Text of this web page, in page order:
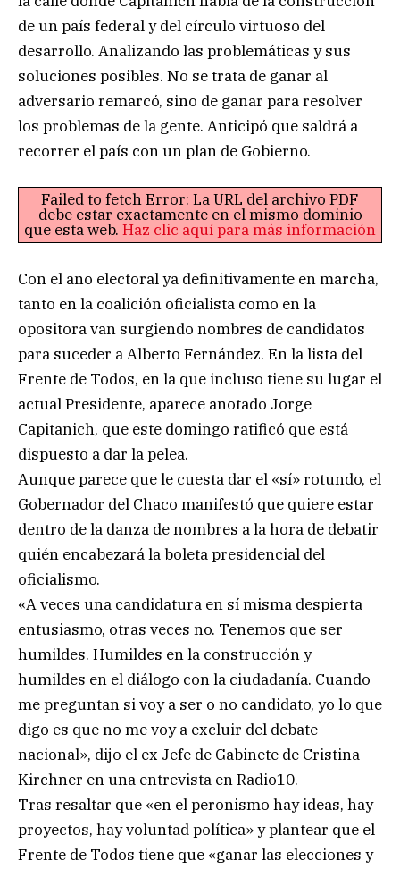
de un país federal y del círculo virtuoso del
desarrollo. Analizando las problemáticas y sus
soluciones posibles. No se trata de ganar al
adversario remarcó, sino de ganar para resolver
los problemas de la gente. Anticipó que saldrá a
recorrer el país con un plan de Gobierno.
Failed to fetch Error: La URL del archivo PDF
debe estar exactamente en el mismo dominio
que esta web. Haz clic aquí para más información
Con el año electoral ya definitivamente en marcha,
tanto en la coalición oficialista como en la
opositora van surgiendo nombres de candidatos
para suceder a Alberto Fernández. En la lista del
Frente de Todos, en la que incluso tiene su lugar el
actual Presidente, aparece anotado Jorge
Capitanich, que este domingo ratificó que está
dispuesto a dar la pelea.
Aunque parece que le cuesta dar el «sí» rotundo, el
Gobernador del Chaco manifestó que quiere estar
dentro de la danza de nombres a la hora de debatir
quién encabezará la boleta presidencial del
oficialismo.
«A veces una candidatura en sí misma despierta
entusiasmo, otras veces no. Tenemos que ser
humildes. Humildes en la construcción y
humildes en el diálogo con la ciudadanía. Cuando
me preguntan si voy a ser o no candidato, yo lo que
digo es que no me voy a excluir del debate
nacional», dijo el ex Jefe de Gabinete de Cristina
Kirchner en una entrevista en Radio10.
Tras resaltar que «en el peronismo hay ideas, hay
proyectos, hay voluntad política» y plantear que el
Frente de Todos tiene que «ganar las elecciones y